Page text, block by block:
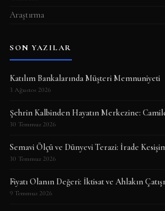
Araştırma
SON YAZILAR
Katılım Bankalarında Müşteri Memnuniyeti
3 Ağustos 2026
Şehrin Kalbinden Hayatın Merkezine:
30 Temmuz 2026
Semavi Ölçü ve Dünyevi Terazi: İrade
30 Temmuz 2026
Fiyatı Olanın Değeri: İktisat ve Ahlakın
9 Temmuz 2026